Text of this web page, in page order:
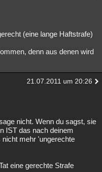
Gaming Filme
Neue Geschlossen
(eine lange Haftstrafe)
denn aus denen wird
21.07.2011 um 20:26
nicht. Wenn du sagst, sie
IST das nach deinem
mehr 'ungerechte
eine gerechte Strafe